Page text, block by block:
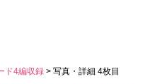
ド4編収録 > 写真・詳細 4枚目